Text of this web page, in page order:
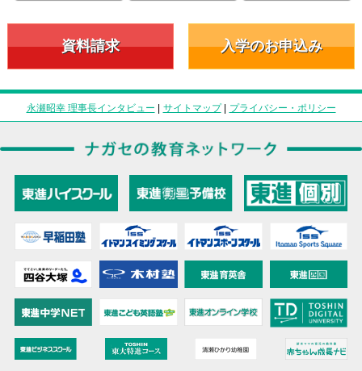
資料請求 入学のお申込み
永瀬昭幸 理事長インタビュー | サイトマップ| プライバシー・ポリシー